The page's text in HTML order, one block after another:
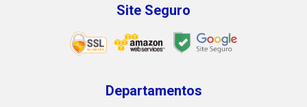
Site Seguro
Departamentos